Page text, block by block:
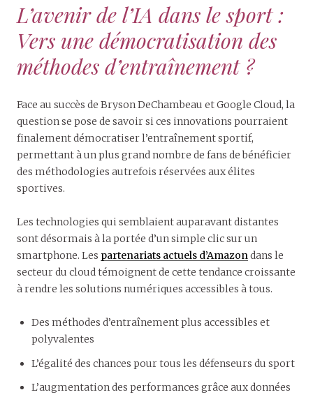
L’avenir de l’IA dans le sport :
Vers une démocratisation des
méthodes d’entraînement ?
Face au succès de Bryson DeChambeau et Google Cloud, la
question se pose de savoir si ces innovations pourraient
finalement démocratiser l’entraînement sportif,
permettant à un plus grand nombre de fans de bénéficier
des méthodologies autrefois réservées aux élites
sportives.
Les technologies qui semblaient auparavant distantes
sont désormais à la portée d’un simple clic sur un
smartphone. Les partenariats actuels d’Amazondans le
secteur du cloud témoignent de cette tendance croissante
à rendre les solutions numériques accessibles à tous.
Des méthodes d’entraînement plus accessibles et
polyvalentes
L’égalité des chances pour tous les défenseurs du sport
L’augmentation des performances grâce aux données